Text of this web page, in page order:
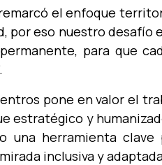
el enfoque
por eso nuestro
para que
pone en valor el
estratégico y
una herramienta
inclusiva y